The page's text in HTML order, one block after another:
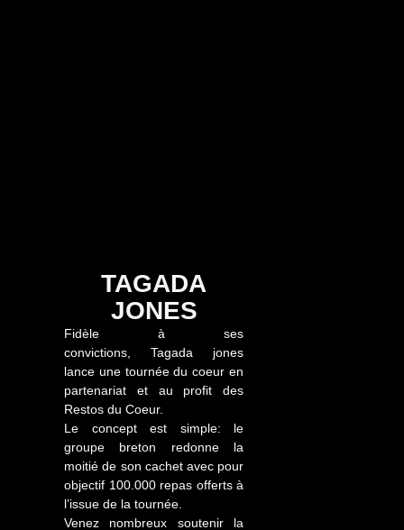
TAGADA
JONES
Fidèle à ses
convictions,Tagada jones
lance une tournée du coeur en
partenariat et au profit des
Restos du Coeur.
Le concept est simple: le
groupe breton redonne la
moitié de son cachet avec pour
objectif 100.000 repas offerts à
l’issue de la tournée.
Venez nombreux soutenir la